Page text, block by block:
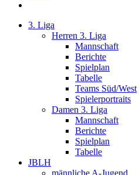
3. Liga
Herren 3. Liga
Mannschaft
Berichte
Spielplan
Tabelle
Teams Süd/West
Spielerportraits
Damen 3. Liga
Mannschaft
Berichte
Spielplan
Tabelle
JBLH
männliche A-Jugend